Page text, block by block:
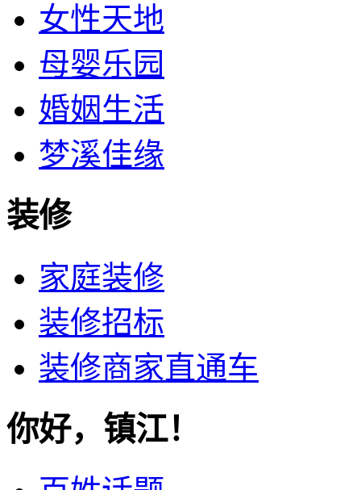
女性天地
母婴乐园
婚姻生活
梦溪佳缘
装修
家庭装修
装修招标
装修商家直通车
你好，镇江！